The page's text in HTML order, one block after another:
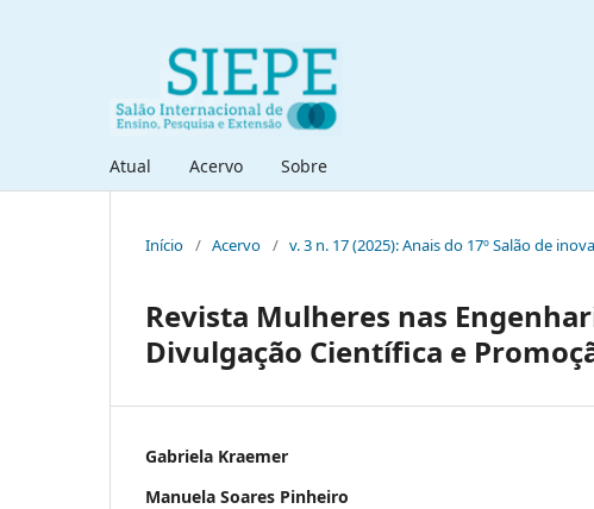
Atual Acervo Sobre
Início / Acervo / v. 3 n. 17 (2025): Anais do 17º Salão de
Revista Mulheres nas
Divulgação Científica e
Gabriela Kraemer
Manuela Soares Pinheiro